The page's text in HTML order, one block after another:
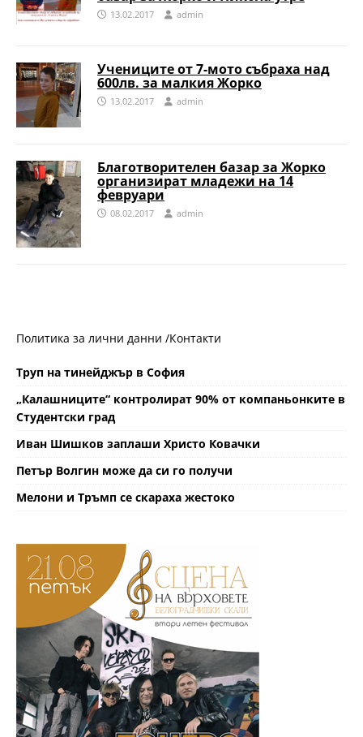
13.02.2017 admin
Учениците от 7-мото събраха над
600лв. за малкия Жорко
13.02.2017 admin
Благотворителен базар за Жорко
организират младежи на 14
февруари
08.02.2017 admin
Политика за лични данни /Контакти
Труп на тинейджър в София
„Калашниците“ контролират 90% от компаньонките в
Студентски град
Иван Шишков заплаши Христо Ковачки
Петър Волгин може да си го получи
Мелони и Тръмп се скараха жестоко